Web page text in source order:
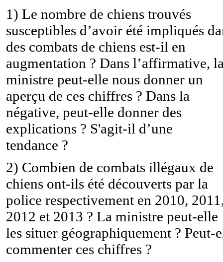
1) Le nombre de chiens trouvés
susceptibles d’avoir été impliqués
des combats de chiens est-il en
augmentation ? Dans l’affirmative,
ministre peut-elle nous donner un
aperçu de ces chiffres ? Dans la
négative, peut-elle donner des
explications ? S'agit-il d’une
tendance ?
2) Combien de combats illégaux de
chiens ont-ils été découverts par la
police respectivement en 2010,
2012 et 2013 ? La ministre peut-elle
les situer géographiquement ? Peut-
commenter ces chiffres ?